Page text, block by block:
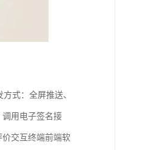
式：全屏推送、
用电子签名接
交互终端前端软